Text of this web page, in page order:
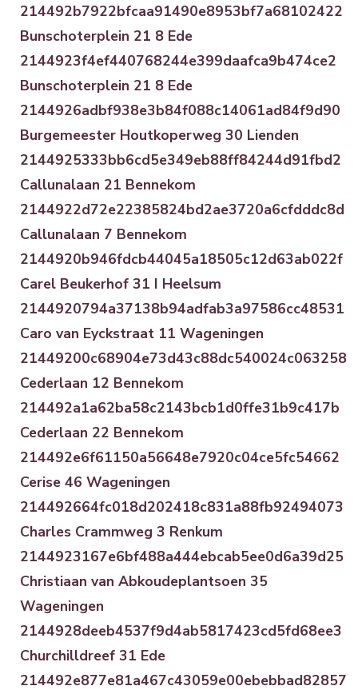
214492b7922bfcaa91490e8953bf7a68102422
Bunschoterplein 21 8 Ede
2144923f4ef440768244e399daafca9b474ce2
Bunschoterplein 21 8 Ede
2144926adbf938e3b84f088c14061ad84f9d90
Burgemeester Houtkoperweg 30 Lienden
2144925333bb6cd5e349eb88ff84244d91fbd2
Callunalaan 21 Bennekom
2144922d72e22385824bd2ae3720a6cfdddc8d
Callunalaan 7 Bennekom
2144920b946fdcb44045a18505c12d63ab022f
Carel Beukerhof 31 I Heelsum
2144920794a37138b94adfab3a97586cc48531
Caro van Eyckstraat 11 Wageningen
21449200c68904e73d43c88dc540024c063258
Cederlaan 12 Bennekom
214492a1a62ba58c2143bcb1d0ffe31b9c417b
Cederlaan 22 Bennekom
214492e6f61150a56648e7920c04ce5fc54662
Cerise 46 Wageningen
214492664fc018d202418c831a88fb92494073
Charles Crammweg 3 Renkum
2144923167e6bf488a444ebcab5ee0d6a39d25
Christiaan van Abkoudeplantsoen 35
Wageningen
2144928deeb4537f9d4ab5817423cd5fd68ee3
Churchilldreef 31 Ede
214492e877e81a467c43059e00ebebbad82857